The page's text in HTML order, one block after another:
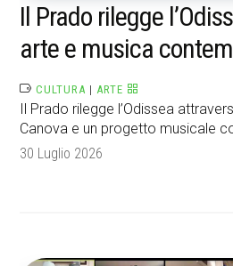
Il Prado rilegge
arte e musica
CULTURA |ARTE
Il Prado rilegge l’Odissea
Canova e un progetto musicale
30 Luglio 2026